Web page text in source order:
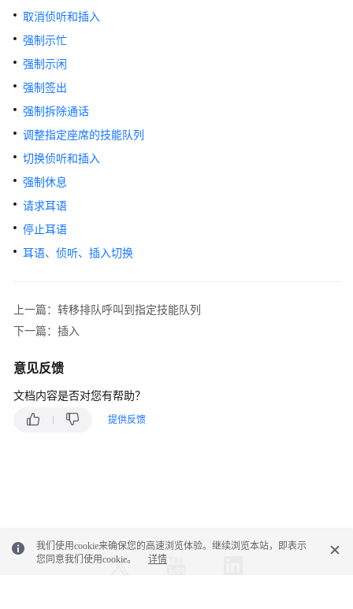
明
开
发
指
南
API
参
考
接
口
权
系
配
类
接
席
取消侦听和插入
强制示忙
强制示闲
强制签出
强制拆除通话
调整指定座席的技能队列
切换侦听和插入
强制休息
请求耳语
停止耳语
耳语、侦听、插入切换
上一篇：转移排队呼叫到指定技能队列
下一篇：插入
意见反馈
文档内容是否对您有帮助？
提供反馈
我们使用cookie来确保您的高速浏览体验。继续浏览本站，即表示
您同意我们使用cookie。
详情